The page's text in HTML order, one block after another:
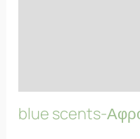
blue scents-